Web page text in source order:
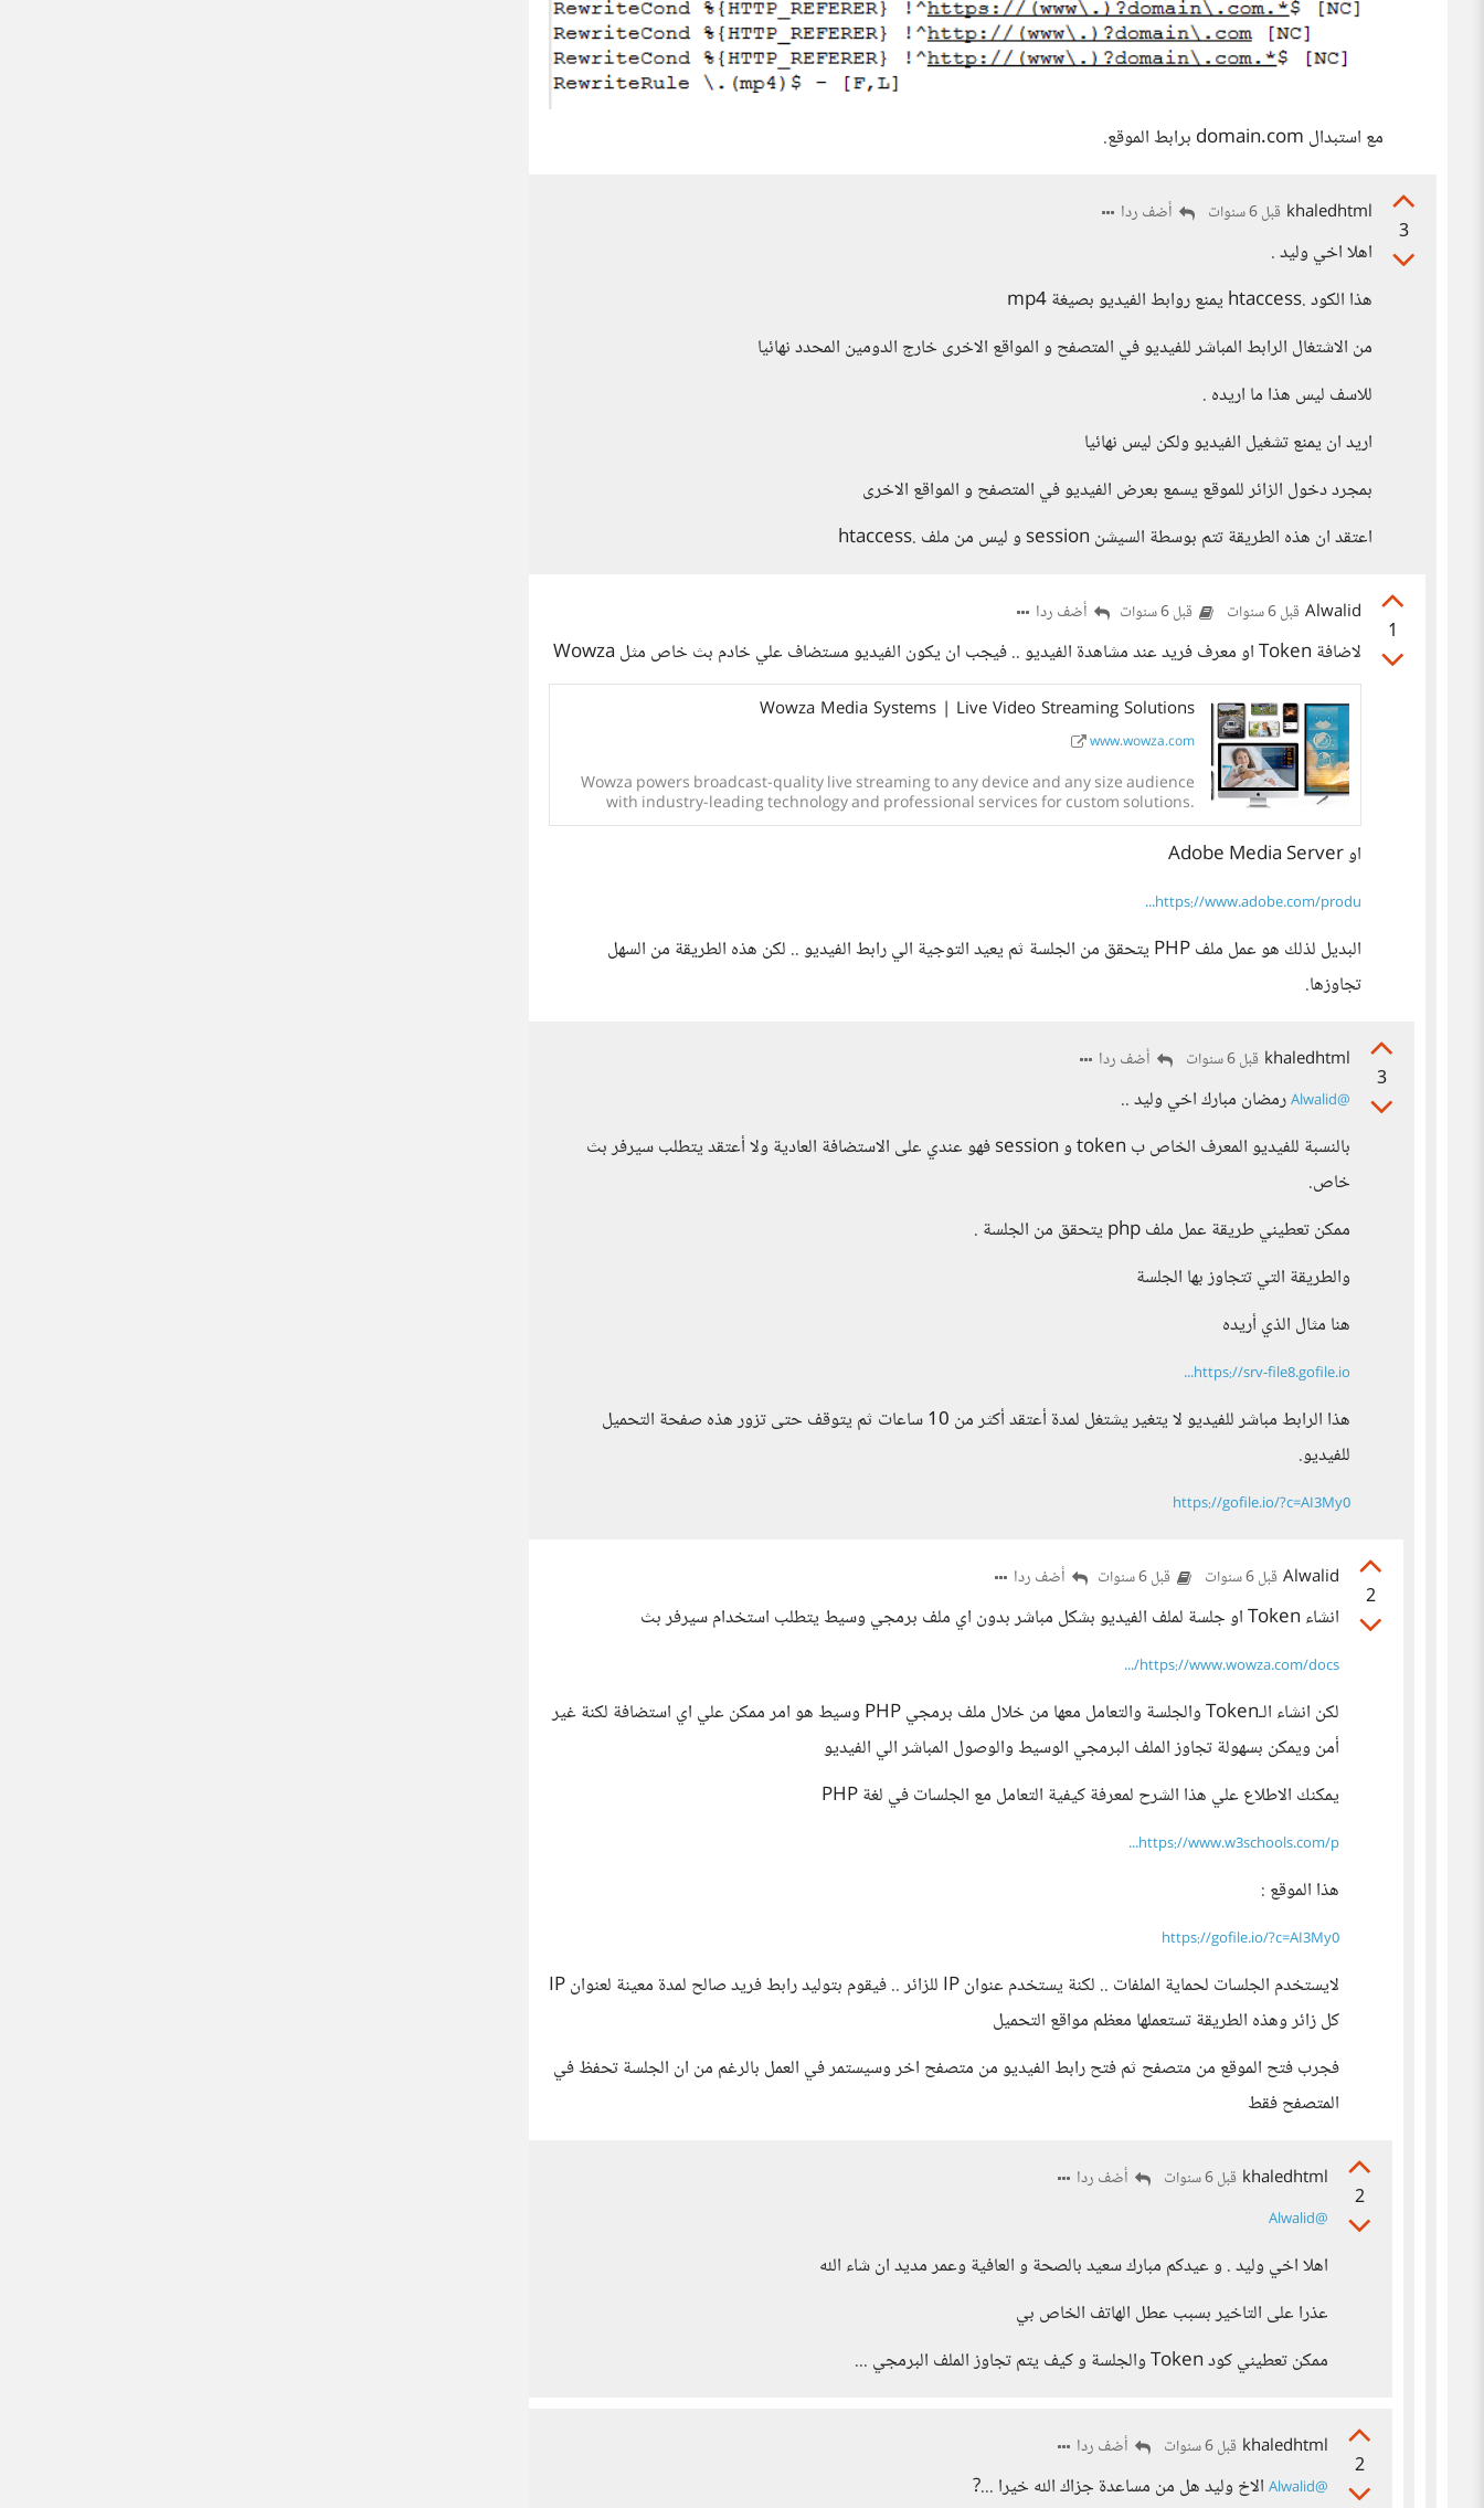
مع استبدال domain.com برابط الموقع.
3
khaledhtml قبل 6 سنوات أضف ردا
اهلا اخي وليد .
هذا الكود .htaccess يمنع روابط الفيديو بصيغة mp4
من الاشتغال الرابط المباشر للفيديو في المتصفح و المواقع الاخرى خارج الدومين المحدد نهائيا
للاسف ليس هذا ما اريده .
اريد ان يمنع تشغيل الفيديو ولكن ليس نهائيا
بمجرد دخول الزائر للموقع يسمع بعرض الفيديو في المتصفح و المواقع الاخرى
اعتقد ان هذه الطريقة تتم بوسطة السيشن session و ليس من ملف .htaccess
1
Alwalid قبل 6 سنوات قبل 6 سنوات أضف ردا
لاضافة Token او معرف فريد عند مشاهدة الفيديو .. فيجب ان يكون الفيديو مستضاف علي خادم بث خاص مثل Wowza
Wowza Media Systems | Live Video Streaming Solutions
www.wowza.com
Wowza powers broadcast-quality live streaming to any device and any size audience
with industry-leading technology and professional services for custom solutions.
او Adobe Media Server
https://www.adobe.com/produ...
البديل لذلك هو عمل ملف PHP يتحقق من الجلسة ثم يعيد التوجية الي رابط الفيديو .. لكن هذه الطريقة من السهل
تجاوزها.
3
khaledhtml قبل 6 سنوات أضف ردا
@Alwalid
‍ رمضان مبارك اخي وليد ..
بالنسبة للفيديو المعرف الخاص ب token و session فهو عندي على الاستضافة العادية ولا أعتقد يتطلب سيرفر بث
خاص.
ممكن تعطيني طريقة عمل ملف php يتحقق من الجلسة .
والطريقة التي تتجاوز بها الجلسة
هنا مثال الذي أريده
https://srv-file8.gofile.io...
هذا الرابط مباشر للفيديو لا يتغير يشتغل لمدة أعتقد أكثر من 10 ساعات ثم يتوقف حتى تزور هذه صفحة التحميل
للفيديو.
https://gofile.io/?c=AI3My0
2
Alwalid قبل 6 سنوات قبل 6 سنوات أضف ردا
انشاء Token او جلسة لملف الفيديو بشكل مباشر بدون اي ملف برمجي وسيط يتطلب استخدام سيرفر بث
https://www.wowza.com/docs/...
لكن انشاء الـToken والجلسة والتعامل معها من خلال ملف برمجي PHP وسيط هو امر ممكن علي اي استضافة لكنة غير
أمن ويمكن بسهولة تجاوز الملف البرمجي الوسيط والوصول المباشر الي الفيديو
يمكنك الاطلاع علي هذا الشرح لمعرفة كيفية التعامل مع الجلسات في لغة PHP
https://www.w3schools.com/p...
هذا الموقع :
https://gofile.io/?c=AI3My0
لايستخدم الجلسات لحماية الملفات .. لكنة يستخدم عنوان IP للزائر .. فيقوم بتوليد رابط فريد صالح لمدة معينة لعنوان IP
كل زائر وهذه الطريقة تستعملها معظم مواقع التحميل
فجرب فتح الموقع من متصفح ثم فتح رابط الفيديو من متصفح اخر وسيستمر في العمل بالرغم من ان الجلسة تحفظ في
المتصفح فقط
2
khaledhtml قبل 6 سنوات أضف ردا
@Alwalid
اهلا اخي وليد . و عيدكم مبارك سعيد بالصحة و العافية وعمر مديد ان شاء الله
عذرا على التاخير بسبب عطل الهاتف الخاص بي
ممكن تعطيني كود Token والجلسة و كيف يتم تجاوز الملف البرمجي ...
2
khaledhtml قبل 6 سنوات أضف ردا
@Alwalid ‍ الاخ وليد هل من مساعدة جزاك الله خيرا ...?